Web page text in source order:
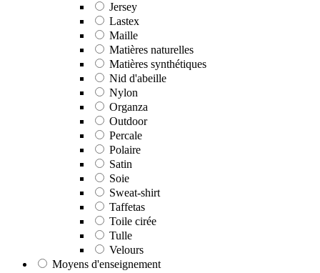
Jersey
Lastex
Maille
Matières naturelles
Matières synthétiques
Nid d'abeille
Nylon
Organza
Outdoor
Percale
Polaire
Satin
Soie
Sweat-shirt
Taffetas
Toile cirée
Tulle
Velours
Moyens d'enseignement